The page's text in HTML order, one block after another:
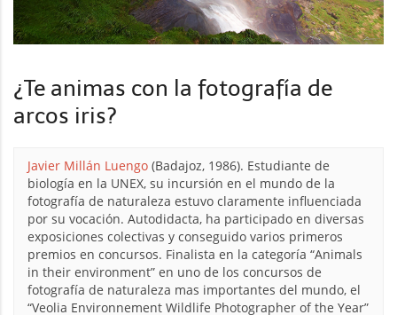
¿Te animas con la fotografía de
arcos iris?
Javier Millán Luengo (Badajoz, 1986). Estudiante de
biología en la UNEX, su incursión en el mundo de la
fotografía de naturaleza estuvo claramente influenciada
por su vocación. Autodidacta, ha participado en diversas
exposiciones colectivas y conseguido varios primeros
premios en concursos. Finalista en la categoría “Animals
in their environment” en uno de los concursos de
fotografía de naturaleza mas importantes del mundo, el
“Veolia Environnement Wildlife Photographer of the Year”